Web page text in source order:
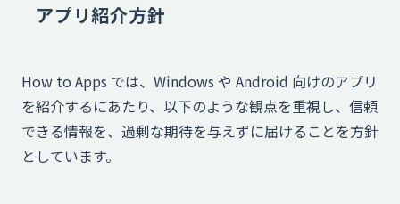
アプリ紹介方針
How to Apps では、Windows や Android 向けのアプリ
を紹介するにあたり、以下のような観点を重視し、信頼
できる情報を、過剰な期待を与えずに届けることを方針
としています。